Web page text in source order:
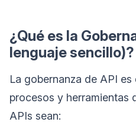
¿Qué es la
lenguaje sencillo)?
La gobernanza de API
procesos y herramientas
APIs sean: